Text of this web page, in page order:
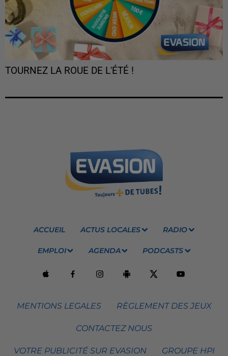
TOURNEZ LA ROUE DE L'ÉTÉ !
ACCUEIL ACTUS LOCALES RADIO
EMPLOI AGENDA PODCASTS
MENTIONS LEGALES RÈGLEMENT DES JEUX
CONTACTEZ NOUS
VOTRE PUBLICITÉ SUR EVASION GROUPE HPI